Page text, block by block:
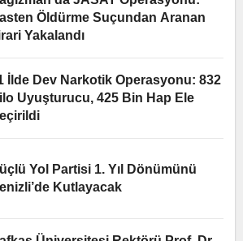
Öldürme Suçundan Aranan
Yakalandı
İlde Dev Narkotik Operasyonu: 832
Uyuşturucu, 425 Bin Hap Ele
Yol Partisi 1. Yıl Dönümünü
Kutlayacak